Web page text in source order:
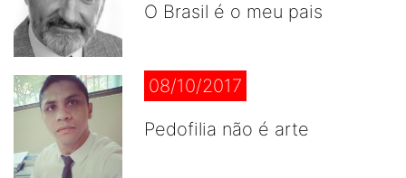
O Brasil é o meu pais
08/10/2017
Pedofilia não é arte